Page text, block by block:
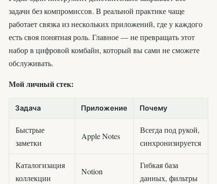
задачи без компромиссов. В реальной практике чаще
работает связка из нескольких приложений, где у каждого
есть своя понятная роль. Главное — не превращать этот
набор в цифровой комбайн, который вы сами не сможете
обслуживать.
Мой личный стек:
Задача Приложение Почему
Быстрые
заметки
Apple Notes
Всегда под рукой,
синхронизируется
Каталогизация
коллекции
Notion
Гибкая база
данных, фильтры